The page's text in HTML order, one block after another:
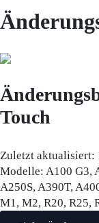
Touch
Zuletzt aktualisiert:
Modelle: A100 G3,
A250S, A390T,
M1, M2, R20, R25,